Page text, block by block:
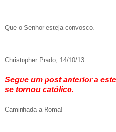
Que o Senhor esteja convosco.
Christopher Prado, 14/10/13.
Segue um post anterior a
se tornou católico.
Caminhada a Roma!